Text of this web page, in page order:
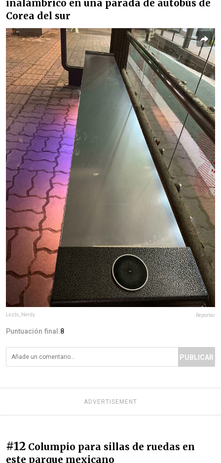
inalámbrico en una parada de autobús de
Corea del sur
Lezbi_Nerdy Reportar
Puntuación final:8
PUBLICAR
ADVERTISEMENT
#12 Columpio para sillas de ruedas en
este parque mexicano